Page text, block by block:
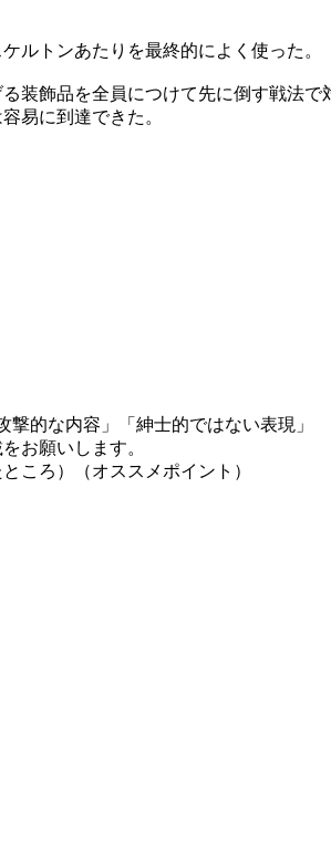
ルトンあたりを最終的によく使った。
装飾品を全員につけて先に倒す戦法で
易に到達できた。
的な内容」「紳士的ではない表現」
お願いします。
ころ）（オススメポイント）